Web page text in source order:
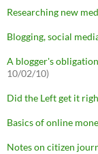
Researching new
Blogging, social
A blogger's
10/02/10)
Did the Left get it
Basics of online
Notes on citizen